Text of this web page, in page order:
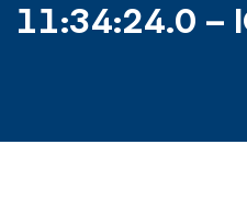
11:34:24.0 –